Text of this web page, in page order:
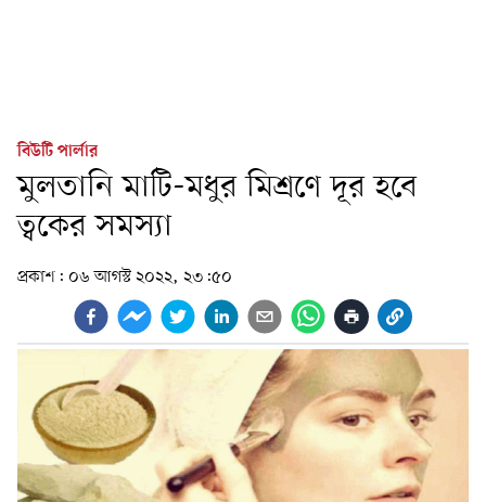
বিউটি পার্লার
মুলতানি মাটি-মধুর মিশ্রণে দূর হবে
ত্বকের সমস্যা
প্রকাশ: ০৬ আগস্ট ২০২২, ২৩:৫০